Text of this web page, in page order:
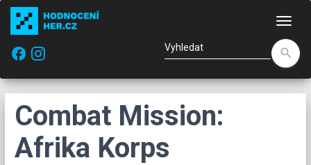
facebook
search
Combat Mission:
Afrika Korps